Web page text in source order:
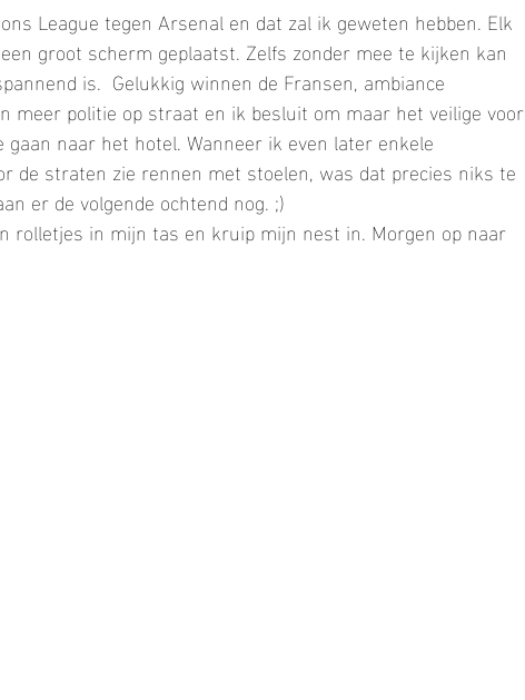
League tegen Arsenal en dat zal ik geweten hebben. Elk
groot scherm geplaatst. Zelfs zonder mee te kijken kan
is.  Gelukkig winnen de Fransen, ambiance
meer politie op straat en ik besluit om maar het veilige voor
naar het hotel. Wanneer ik even later enkele
de straten zie rennen met stoelen, was dat precies niks te
er de volgende ochtend nog. ;)
rolletjes in mijn tas en kruip mijn nest in. Morgen op naar